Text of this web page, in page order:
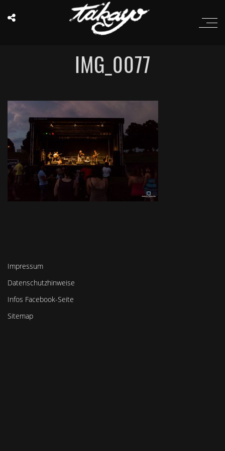
IMG_0077
Impressum
Datenschutzhinweise
Infos Facebook-Seite
Sitemap